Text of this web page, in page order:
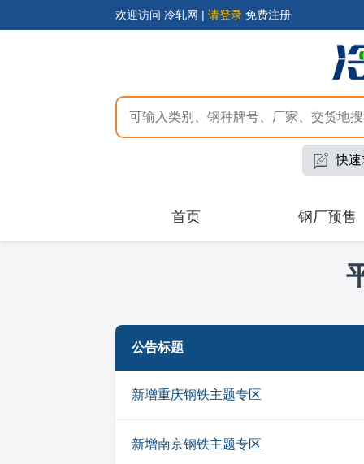
欢迎访问 冷轧网 | 请登录 免费注册
快速
首页 钢厂预售
公告标题
新增重庆钢铁主题专区
新增南京钢铁主题专区